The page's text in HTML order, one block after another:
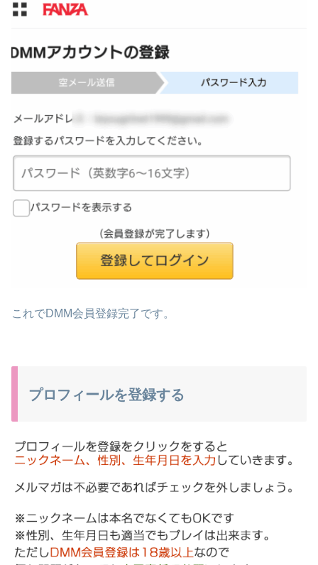
これでDMM会員登録完了です。
プロフィールを登録する